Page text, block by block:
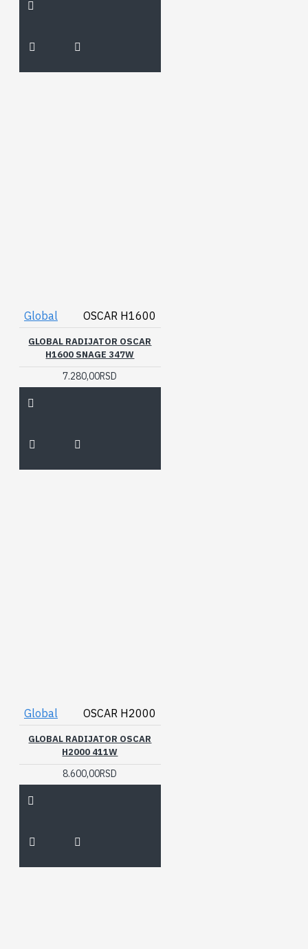
Global OSCAR H1600
GLOBAL RADIJATOR OSCAR
H1600 SNAGE 347W
7.280,00RSD
Global OSCAR H2000
GLOBAL RADIJATOR OSCAR
H2000 411W
8.600,00RSD